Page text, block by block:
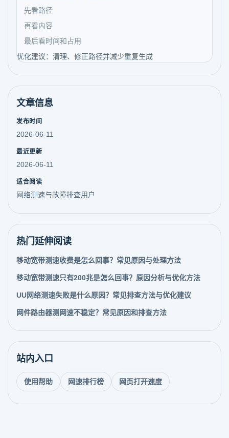
先看路径
再看内容
最后看时间和占用
优化建议：清理、修正路径并减少重复生成
文章信息
发布时间
2026-06-11
最近更新
2026-06-11
适合阅读
网络测速与故障排查用户
热门延伸阅读
移动宽带测速收费是怎么回事？常见原因与处理方法
移动宽带测速只有200兆是怎么回事？原因分析与优化方法
UU网络测速失败是什么原因？常见排查方法与优化建议
网件路由器测网速不稳定？常见原因和排查方法
站内入口
使用帮助 网速排行榜 网页打开速度